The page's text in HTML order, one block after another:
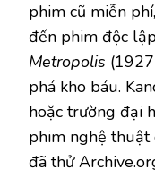
phim cũ miễn
đến phim độc
Metropolis
phá kho báu.
hoặc trường đại
phim nghệ thuật
đã thử